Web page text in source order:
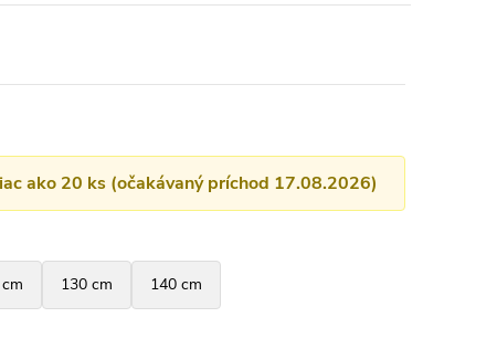
ako 20 ks (očakávaný príchod 17.08.2026)